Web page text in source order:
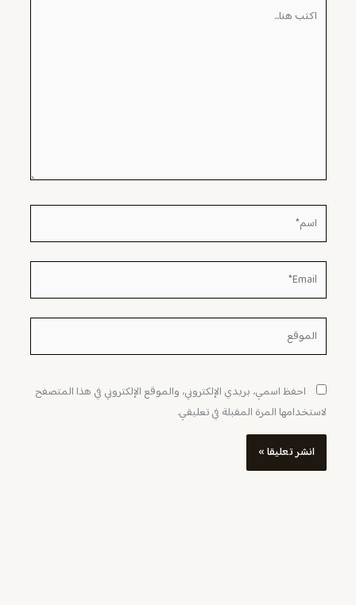
اسم*
Email*
الموقع
احفظ اسمي، بريدي الإلكتروني، والموقع الإلكتروني في هذا المتصفح
لاستخدامها المرة المقبلة في تعليقي.